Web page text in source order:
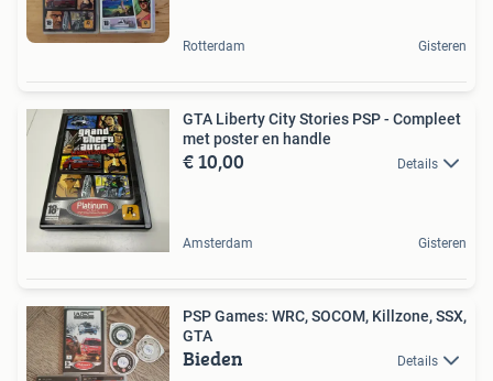
Rotterdam Gisteren
GTA Liberty City Stories PSP - Compleet
met poster en handle
€ 10,00 Details
Amsterdam Gisteren
PSP Games: WRC, SOCOM, Killzone, SSX,
GTA
Bieden Details